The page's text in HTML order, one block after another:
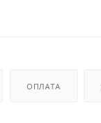
ОПЛАТА